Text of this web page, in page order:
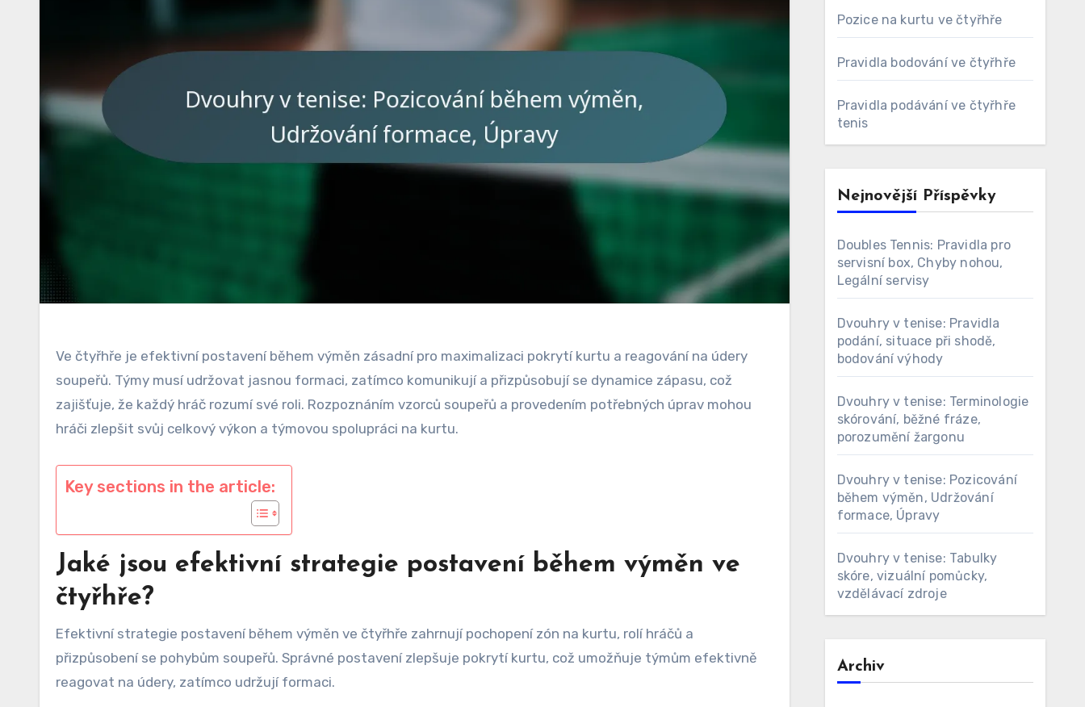
Ve čtyřhře je efektivní postavení během výměn zásadní pro maximalizaci pokrytí kurtu a reagování na údery
soupeřů. Týmy musí udržovat jasnou formaci, zatímco komunikují a přizpůsobují se dynamice zápasu, což
zajišťuje, že každý hráč rozumí své roli. Rozpoznáním vzorců soupeřů a provedením potřebných úprav mohou
hráči zlepšit svůj celkový výkon a týmovou spolupráci na kurtu.
Key sections in the article:
Jaké jsou efektivní strategie postavení během výměn ve
čtyřhře?
Efektivní strategie postavení během výměn ve čtyřhře zahrnují pochopení zón na kurtu, rolí hráčů a
přizpůsobení se pohybům soupeřů. Správné postavení zlepšuje pokrytí kurtu, což umožňuje týmům efektivně
reagovat na údery, zatímco udržují formaci.
Pozice na kurtu ve čtyřhře
Pravidla bodování ve čtyřhře
Pravidla podávání ve čtyřhře
tenis
Nejnovější Příspěvky
Doubles Tennis: Pravidla pro
servisní box, Chyby nohou,
Legální servisy
Dvouhry v tenise: Pravidla
podání, situace při shodě,
bodování výhody
Dvouhry v tenise: Terminologie
skórování, běžné fráze,
porozumění žargonu
Dvouhry v tenise: Pozicování
během výměn, Udržování
formace, Úpravy
Dvouhry v tenise: Tabulky
skóre, vizuální pomůcky,
vzdělávací zdroje
Archiv